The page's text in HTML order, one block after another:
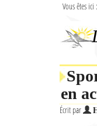
Vous êtes ici :
en
Écrit par